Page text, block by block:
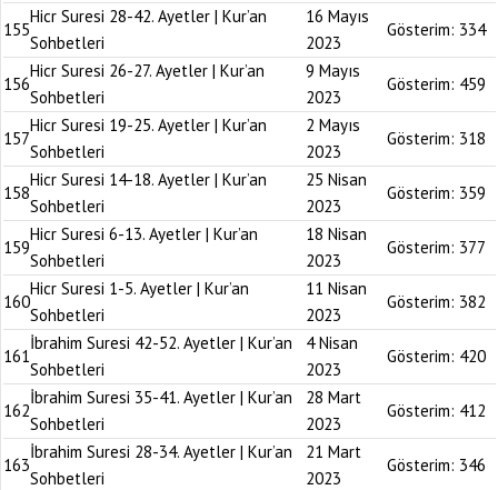
155
Hicr Suresi 28-42. Ayetler | Kur’an
Sohbetleri
16 Mayıs
2023
Gösterim: 334
156
Hicr Suresi 26-27. Ayetler | Kur’an
Sohbetleri
9 Mayıs
2023
Gösterim: 459
157
Hicr Suresi 19-25. Ayetler | Kur’an
Sohbetleri
2 Mayıs
2023
Gösterim: 318
158
Hicr Suresi 14-18. Ayetler | Kur’an
Sohbetleri
25 Nisan
2023
Gösterim: 359
159
Hicr Suresi 6-13. Ayetler | Kur’an
Sohbetleri
18 Nisan
2023
Gösterim: 377
160
Hicr Suresi 1-5. Ayetler | Kur’an
Sohbetleri
11 Nisan
2023
Gösterim: 382
161
İbrahim Suresi 42-52. Ayetler | Kur’an
Sohbetleri
4 Nisan
2023
Gösterim: 420
162
İbrahim Suresi 35-41. Ayetler | Kur’an
Sohbetleri
28 Mart
2023
Gösterim: 412
163
İbrahim Suresi 28-34. Ayetler | Kur’an
Sohbetleri
21 Mart
2023
Gösterim: 346